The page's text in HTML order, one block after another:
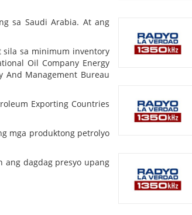
sa Saudi Arabia. At ang
sila sa minimum inventory
Oil Company Energy
And Management Bureau
Exporting Countries
mga produktong petrolyo
ang dagdag presyo upang